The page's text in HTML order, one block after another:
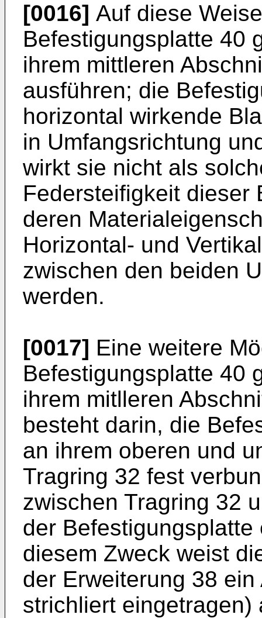
[0016] Auf diese
Befestigungsplatte 40
ihrem mittleren
ausführen; die
horizontal wirkende
in Umfangsrichtung
wirkt sie nicht als
Federsteifigkeit dieser
deren
Horizontal- und
zwischen den beiden
werden.
[0017] Eine weitere
Befestigungsplatte 40
ihrem mitlleren
besteht darin, die
an ihrem oberen und
Tragring 32 fest
zwischen Tragring 32
der
diesem Zweck weist
der Erweiterung 38
strichliert eingetragen)